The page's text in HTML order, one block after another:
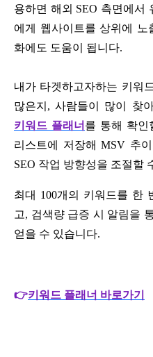
용하면 해외 SEO 측면에서
에게 웹사이트를 상위에 노
화에도 도움이 됩니다.
내가 타겟하고자하는 키워
많은지, 사람들이 많이 찾
키워드 플래너 를 통해 확인
리스트에 저장해 MSV 추
SEO 작업 방향성을 조절할
최대 100개의 키워드를 한
고, 검색량 급증 시 알림을
얻을 수 있습니다.
👉키워드 플래너 바로가기